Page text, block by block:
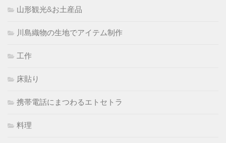
山形観光&お土産品
川島織物の生地でアイテム制作
工作
床貼り
携帯電話にまつわるエトセトラ
料理